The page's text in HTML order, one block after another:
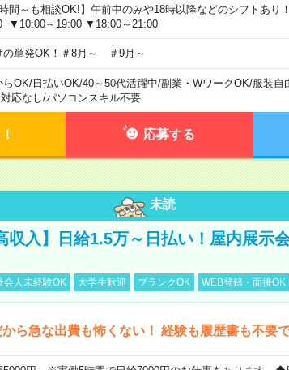
時間～も相談OK!】午前中のみや18時以降などのシフトあ
▼10:00～19:00 ▼18:00～21:00
の単発OK！＃8月～ ＃9月～
らOK/日払いOK/40～50代活躍中/副業・WワークOK/服装自
応なし/パソコンスキル不要
応募する
未読
収入】日給1.5万～日払い！屋内展示
会人未経験OK 大学生歓迎 ブランクOK WEB登録・面接OK
から急な出費も怖くない！ 経験も履歴書も不要